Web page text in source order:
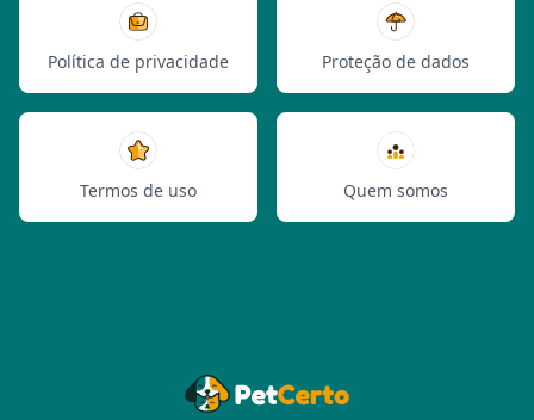
Política de privacidade Proteção de dados
Termos de uso Quem somos